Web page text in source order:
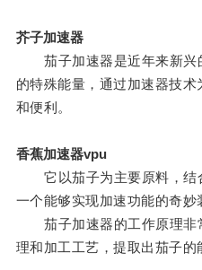
芥子加速器
茄子加速器是近年来新兴
的特殊能量，通过加速器技
和便利。
香蕉加速器vpu
它以茄子为主要原料，结
一个能够实现加速功能的奇妙
茄子加速器的工作原理非
理和加工工艺，提取出茄子的